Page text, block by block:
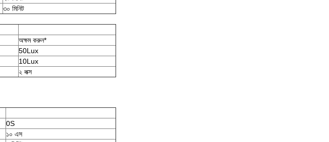
৩০ মিনিট
অক্ষম করুন*
50Lux
10Lux
২ লক্স
0S
১০ এস